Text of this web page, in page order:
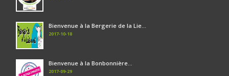
Bienvenue à la Bergerie de la Lie...
2017-10-18
Bienvenue à la Bonbonnière...
2017-09-29